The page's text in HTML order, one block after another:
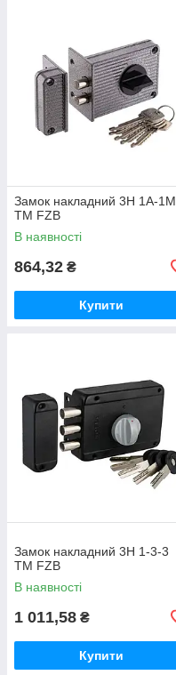
Замок накладний 3Н 1А-1М
ТМ FZB
В наявності
864,32 ₴
Купити
Замок накладний 3H 1-3-3
ТМ FZB
В наявності
1 011,58 ₴
Купити